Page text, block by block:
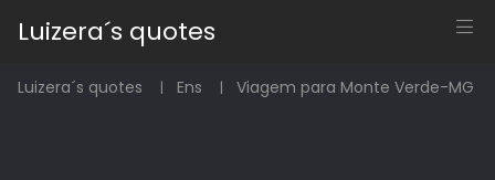
Luizera´s quotes
Luizera´s quotes Ens Viagem para Monte Verde-MG